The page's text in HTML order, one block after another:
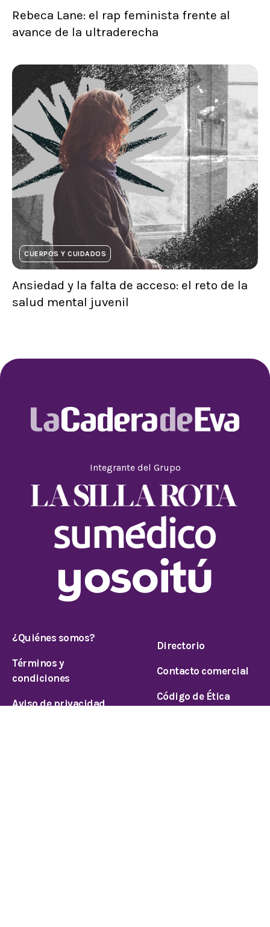
Rebeca Lane: el rap feminista frente al
avance de la ultraderecha
CUERPOS Y CUIDADOS
Ansiedad y la falta de acceso: el reto de la
salud mental juvenil
Integrante del Grupo
¿Quiénes somos?
Términos y
condiciones
Aviso de privacidad
Directorio
Contacto comercial
Código de Ética